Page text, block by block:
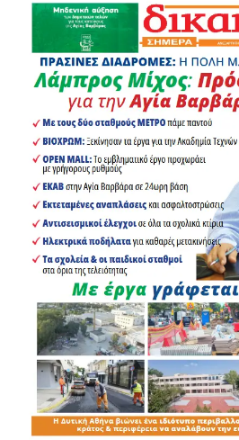
κοινότητας, θεσμικών,
φορέων καθώς και πλήθους
των πολιτών, ο Περιφερειάρχης
συγκεκριμένα στοιχεία,
χρηματοδοτικά δεδομένα, την
παρεμβάσεων που υλοποιούνται
του Λεκανοπεδίου.